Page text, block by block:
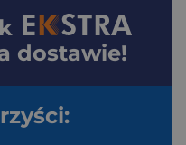
dostawie!